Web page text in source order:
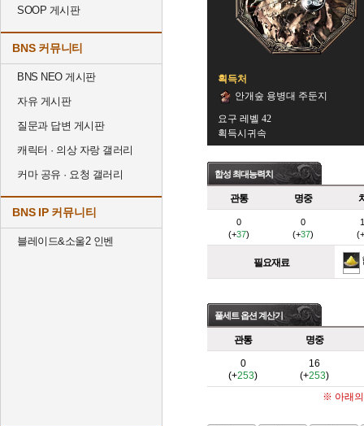
SOOP 게시판
BNS 커뮤니티
BNS NEO 게시판
자유 게시판
질문과 답변 게시판
캐릭터 · 의상 자랑 갤러리
커마 공유 · 요청 갤러리
BNS IP 커뮤니티
블레이드&소울2 인벤
획득처
안개숲 용병대 주둔지
요구 레벨 42
획득시귀속
합성 최대능력치
관통 명중
0
(+37)
0
(+37)
(+
필요재료
풀세트 옵션 계산기
관통 명중
0
(+253)
16
(+253)
※ 아래의